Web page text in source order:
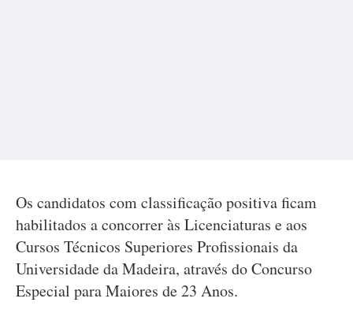
Os candidatos com classificação positiva ficam
habilitados a concorrer às Licenciaturas e aos
Cursos Técnicos Superiores Profissionais da
Universidade da Madeira, através do Concurso
Especial para Maiores de 23 Anos.